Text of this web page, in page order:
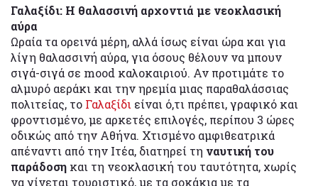
Γαλαξίδι: Η θαλασσινή αρχοντιά με νεοκλασική
αύρα
Ωραία τα ορεινά μέρη, αλλά ίσως είναι ώρα και για
λίγη θαλασσινή αύρα, για όσους θέλουν να μπουν
σιγά-σιγά σε mood καλοκαιριού. Αν προτιμάτε το
αλμυρό αεράκι και την ηρεμία μιας παραθαλάσσιας
πολιτείας, το Γαλαξίδι είναι ό,τι πρέπει, γραφικό και
φροντισμένο, με αρκετές επιλογές, περίπου 3 ώρες
οδικώς από την Αθήνα. Χτισμένο αμφιθεατρικά
απέναντι από την Ιτέα, διατηρεί τη ναυτική του
παράδοση και τη νεοκλασική του ταυτότητα, χωρίς
να γίνεται τουριστικό, με τα σοκάκια με τα